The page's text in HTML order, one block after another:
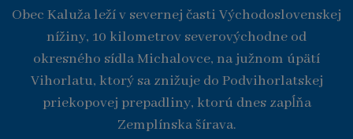
Obec Kaluža leží v severnej časti Východoslovenskej
nížiny, 10 kilometrov severovýchodne od
okresného sídla Michalovce, na južnom úpätí
Vihorlatu, ktorý sa znižuje do Podvihorlatskej
priekopovej prepadliny, ktorú dnes zapĺňa
Zemplínska šírava.